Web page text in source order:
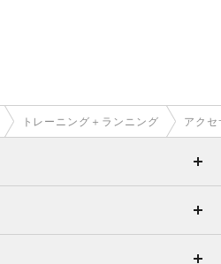
トレーニング＋ランニング アク